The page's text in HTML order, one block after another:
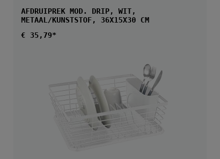
AFDRUIPREK MOD. DRIP, WIT,
METAAL/KUNSTSTOF, 36X15X30 CM
Normale prijs:
€ 35,79*